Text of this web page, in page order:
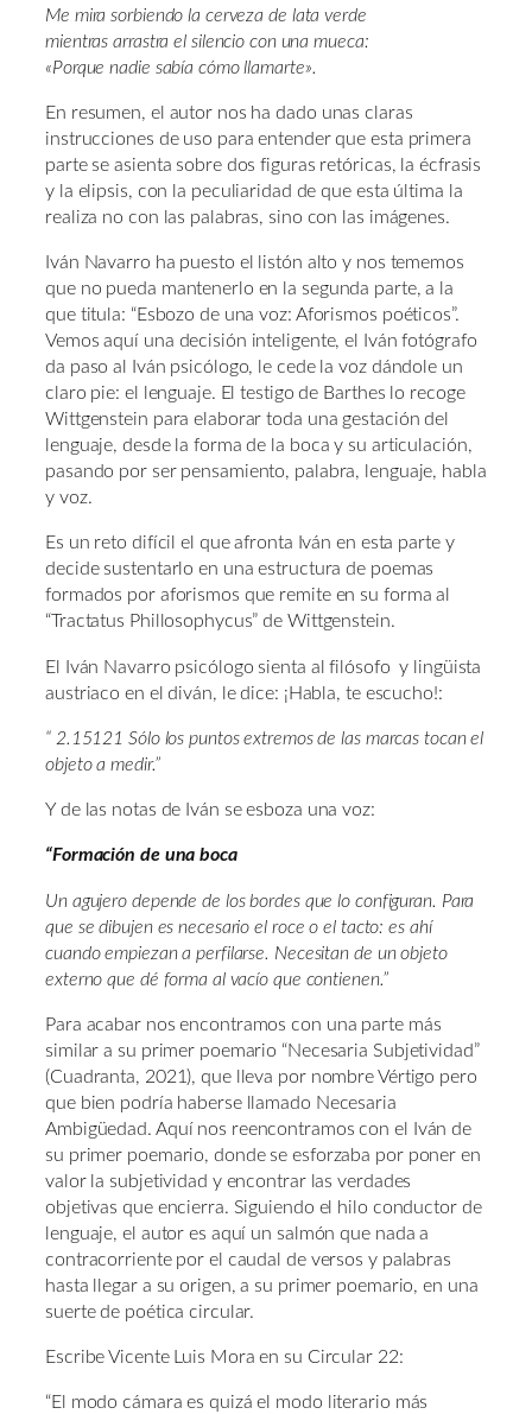
Me mira sorbiendo la cerveza de lata verde
mientras arrastra el silencio con una mueca:
«Porque nadie sabía cómo llamarte».
En resumen, el autor nos ha dado unas claras
instrucciones de uso para entender que esta primera
parte se asienta sobre dos figuras retóricas, la écfrasis
y la elipsis, con la peculiaridad de que esta última la
realiza no con las palabras, sino con las imágenes.
Iván Navarro ha puesto el listón alto y nos tememos
que no pueda mantenerlo en la segunda parte, a la
que titula: “Esbozo de una voz: Aforismos poéticos”.
Vemos aquí una decisión inteligente, el Iván fotógrafo
da paso al Iván psicólogo, le cede la voz dándole un
claro pie: el lenguaje. El testigo de Barthes lo recoge
Wittgenstein para elaborar toda una gestación del
lenguaje, desde la forma de la boca y su articulación,
pasando por ser pensamiento, palabra, lenguaje, habla
y voz.
Es un reto difícil el que afronta Iván en esta parte y
decide sustentarlo en una estructura de poemas
formados por aforismos que remite en su forma al
“Tractatus Phillosophycus” de Wittgenstein.
El Iván Navarro psicólogo sienta al filósofo y lingüista
austriaco en el diván, le dice: ¡Habla, te escucho!:
“ 2.15121 Sólo los puntos extremos de las marcas tocan el
objeto a medir.”
Y de las notas de Iván se esboza una voz:
“Formación de una boca
Un agujero depende de los bordes que lo configuran. Para
que se dibujen es necesario el roce o el tacto: es ahí
cuando empiezan a perfilarse. Necesitan de un objeto
externo que dé forma al vacío que contienen.”
Para acabar nos encontramos con una parte más
similar a su primer poemario “Necesaria Subjetividad”
(Cuadranta, 2021), que lleva por nombre Vértigo pero
que bien podría haberse llamado Necesaria
Ambigüedad. Aquí nos reencontramos con el Iván de
su primer poemario, donde se esforzaba por poner en
valor la subjetividad y encontrar las verdades
objetivas que encierra. Siguiendo el hilo conductor de
lenguaje, el autor es aquí un salmón que nada a
contracorriente por el caudal de versos y palabras
hasta llegar a su origen, a su primer poemario, en una
suerte de poética circular.
Escribe Vicente Luis Mora en su Circular 22:
“El modo cámara es quizá el modo literario más